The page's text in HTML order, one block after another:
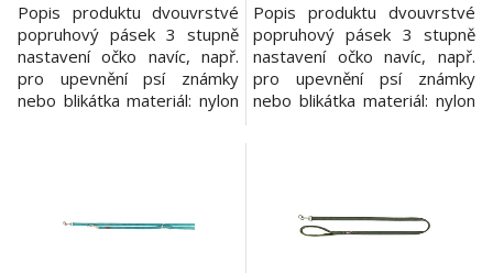
Popis produktu dvouvrstvé
popruhový pásek 3 stupně
nastavení očko navíc, např.
pro upevnění psí známky
nebo blikátka materiál: nylon
Popis produktu dvouvrstvé
popruhový pásek 3 stupně
nastavení očko navíc, např.
pro upevnění psí známky
nebo blikátka materiál: nylon